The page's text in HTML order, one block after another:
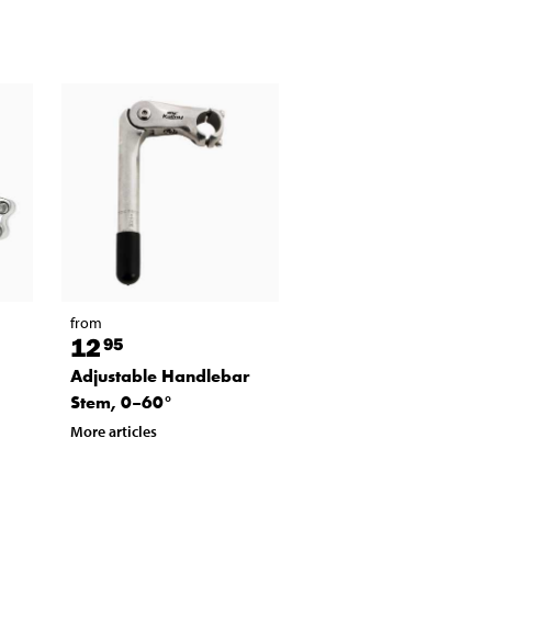
from
1295
Adjustable Handlebar
Stem, 0–60°
More articles